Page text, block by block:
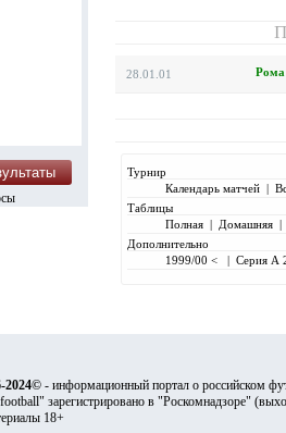
28.01.01 Рома
Турнир
Календарь матчей|
Таблицы
Полная| Домашняя|
Дополнительно
1999/00 <
| Серия А
2024© - информационный портал о российском
зарегистрировано в "Роскомнадзоре" (
18+